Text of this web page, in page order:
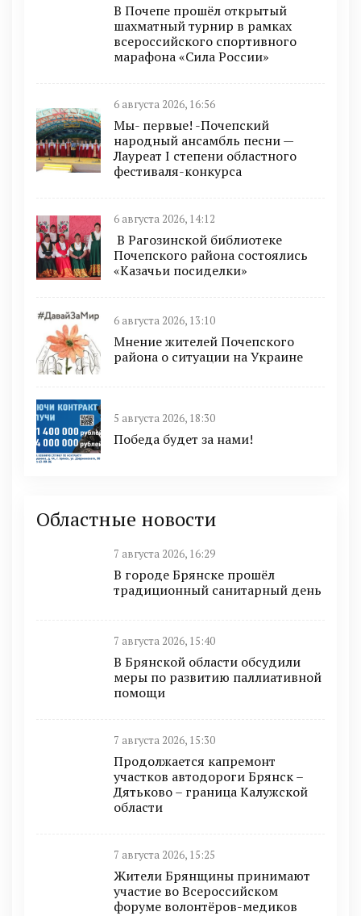
В Почепе прошёл открытый
шахматный турнир в рамках
всероссийского спортивного
марафона «Сила России»
6 августа 2026, 16:56
Мы- первые! -Почепский
народный ансамбль песни —
Лауреат I степени областного
фестиваля-конкурса
6 августа 2026, 14:12
В Рагозинской библиотеке
Почепского района состоялись
«Казачьи посиделки»
6 августа 2026, 13:10
Мнение жителей Почепского
района о ситуации на Украине
5 августа 2026, 18:30
Победа будет за нами!
Областные новости
7 августа 2026, 16:29
В городе Брянске прошёл
традиционный санитарный день
7 августа 2026, 15:40
В Брянской области обсудили
меры по развитию паллиативной
помощи
7 августа 2026, 15:30
Продолжается капремонт
участков автодороги Брянск –
Дятьково – граница Калужской
области
7 августа 2026, 15:25
Жители Брянщины принимают
участие во Всероссийском
форуме волонтёров-медиков